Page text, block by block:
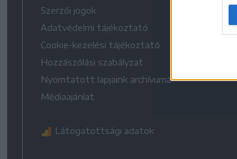
Szerzői jogok
Adatvédelmi tájékoztató
Cookie-kezelési tájékoztató
Hozzászólási szabályzat
Nyomtatott lapjaink archívuma
Médiaajánlat
Látogatottsági adatok